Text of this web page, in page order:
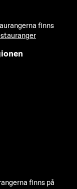
finns
finns på